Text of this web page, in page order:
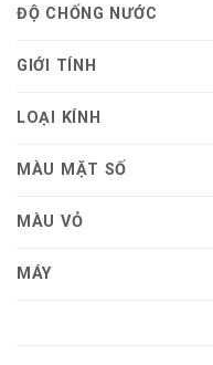
ĐỘ CHỐNG NƯỚC
GIỚI TÍNH
LOẠI KÍNH
MÀU MẶT SỐ
MÀU VỎ
MÁY